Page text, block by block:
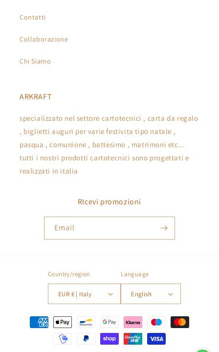
Contatti
Collaborazione
Chi Siamo
ARKRAFT
specializzato nel settore cartotecnici , carta da regalo
, biglietti auguri per varie festivita tipo natale ,
pasqua , comunione , battesimo , matrimoni etc...
tutti i nostri prodotti cartotecnici sono progettati e
realizzati in italia
RIcevi promozioni
Email
Country/region
EUR € | Italy
Language
English
Payment
methods